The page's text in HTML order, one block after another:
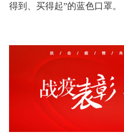
得到、买得起”的蓝色口罩。